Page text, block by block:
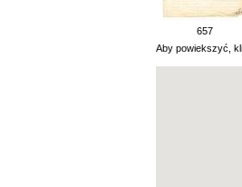
657
Aby powiekszyć,